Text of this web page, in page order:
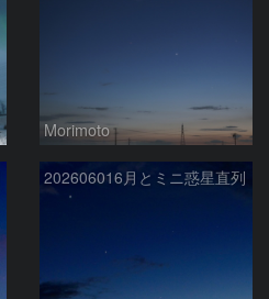
Morimoto
202606016月とミニ惑星直列